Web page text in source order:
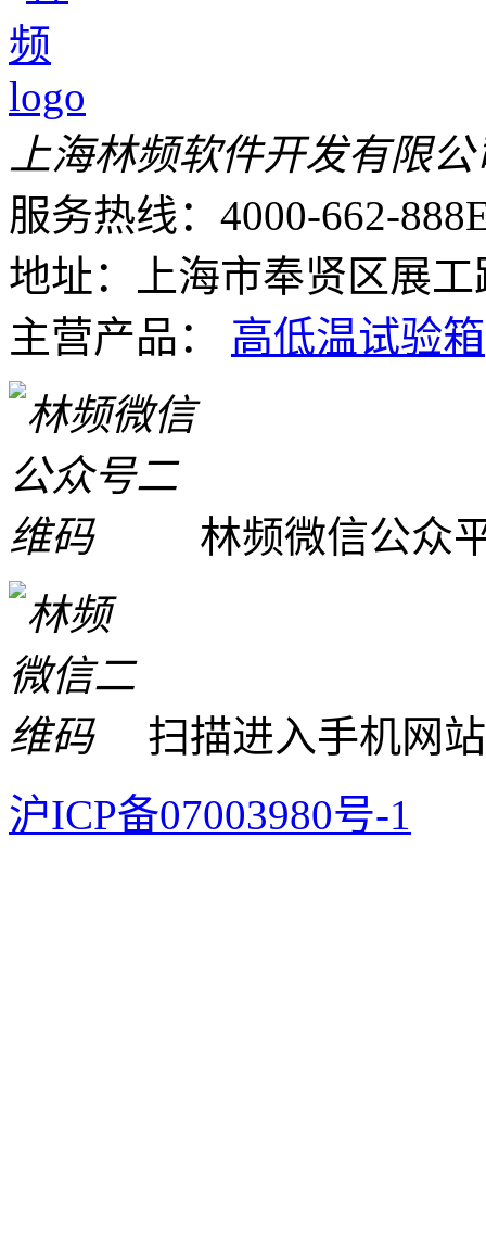
上海林频软件开发有限公
服务热线：4000-662-888
地址：上海市奉贤区展工
主营产品： 高低温试验箱
林频微信公众
扫描进入手机网
沪ICP备07003980号-1